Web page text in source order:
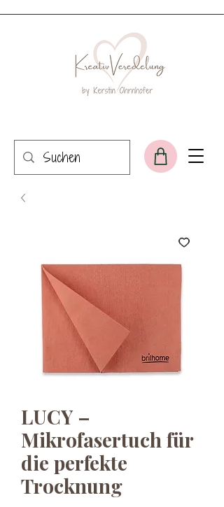
LUCY –
Mikrofasertuch für
die perfekte
Trocknung